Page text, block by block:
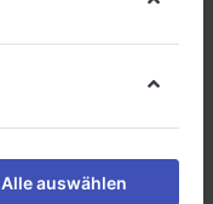
Alle auswählen